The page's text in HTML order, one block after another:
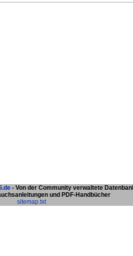
- Von der Community verwaltete
und PDF-Handbücher
sitemap.txt